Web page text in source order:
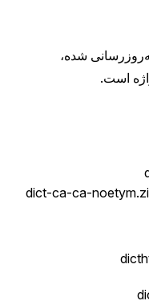
شده،
dict-ca-ca-